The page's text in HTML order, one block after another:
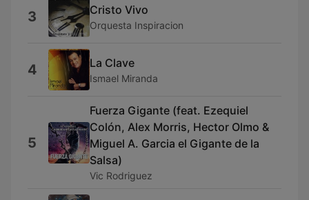
3 Cristo Vivo
Orquesta Inspiracion
4 La Clave
Ismael Miranda
5
Fuerza Gigante (feat. Ezequiel
Colón, Alex Morris, Hector Olmo &
Miguel A. Garcia el Gigante de la
Salsa)
Vic Rodriguez